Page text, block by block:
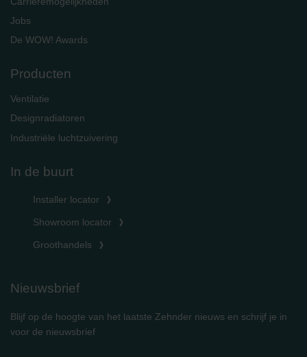
Jobs
De WOW! Awards
Producten
Ventilatie
Designradiatoren
Industriële luchtzuivering
In de buurt
Installer locator
Showroom locator
Groothandels
Nieuwsbrief
Blijf op de hoogte van het laatste Zehnder nieuws en schrijf je in
voor de nieuwsbrief